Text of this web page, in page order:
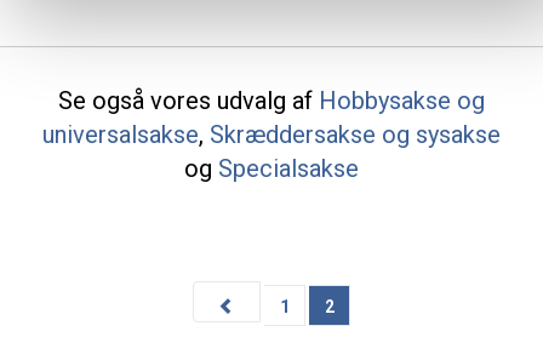
Se også vores udvalg af Hobbysakse og
universalsakse, Skræddersakse og sysakse
og Specialsakse
1 2